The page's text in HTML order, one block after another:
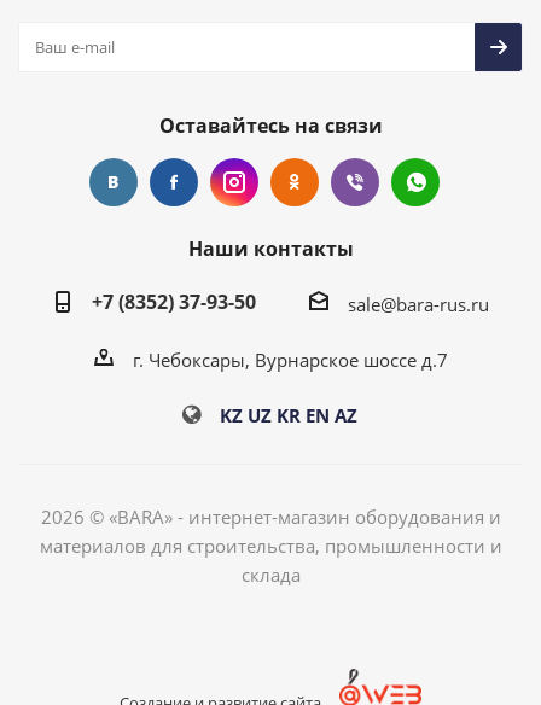
Оставайтесь на связи
Наши контакты
+7 (8352) 37-93-50
sale@bara-rus.ru
г. Чебоксары, Вурнарское шоссе д.7
KZ UZ KR EN AZ
2026 © «BARA» - интернет-магазин оборудования и
материалов для строительства, промышленности и
склада